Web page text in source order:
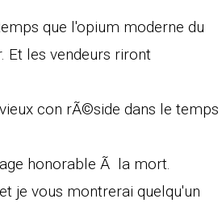
que l'opium moderne du
Et les vendeurs riront
con rÃ©side dans le temps
honorable Ã la mort.
je vous montrerai quelqu'un